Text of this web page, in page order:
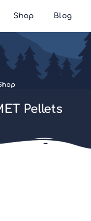
Shop Blog
Pellets